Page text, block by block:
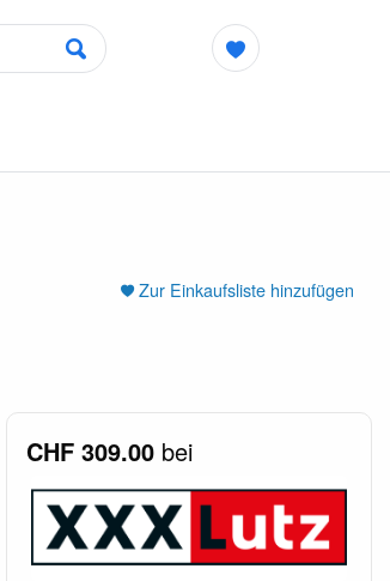
Zur Einkaufsliste hinzufügen
CHF 309.00bei